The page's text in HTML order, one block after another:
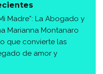
Madre”: La Abogado y
Marianna Montanaro
que convierte las
de amor y